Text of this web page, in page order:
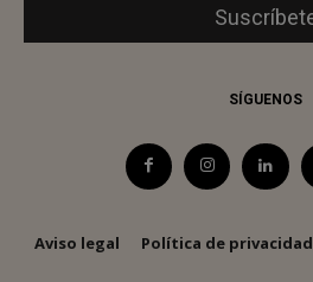
SÍGUENOS
Aviso legal Política de privacidad